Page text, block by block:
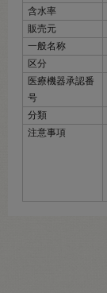
含水率
販売元
一般名称
区分
医療機器承認番
号
分類
注意事項